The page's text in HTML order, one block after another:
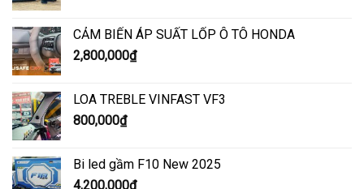
CẢM BIẾN ÁP SUẤT LỐP Ô TÔ HONDA
2,800,000₫
LOA TREBLE VINFAST VF3
800,000₫
Bi led gầm F10 New 2025
4,200,000₫